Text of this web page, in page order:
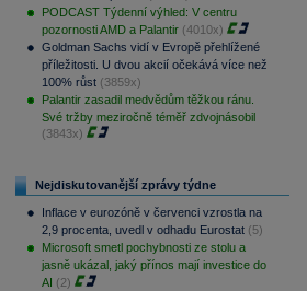
PODCAST Týdenní výhled: V centru
pozornosti AMD a Palantir (4010x)
Goldman Sachs vidí v Evropě přehlížené
příležitosti. U dvou akcií očekává více než
100% růst (3859x)
Palantir zasadil medvědům těžkou ránu.
Své tržby meziročně téměř zdvojnásobil
(3843x)
Nejdiskutovanější zprávy týdne
Inflace v eurozóně v červenci vzrostla na
2,9 procenta, uvedl v odhadu Eurostat (5)
Microsoft smetl pochybnosti ze stolu a
jasně ukázal, jaký přínos mají investice do
AI (2)